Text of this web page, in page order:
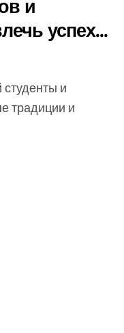
и
успех в
традиции и